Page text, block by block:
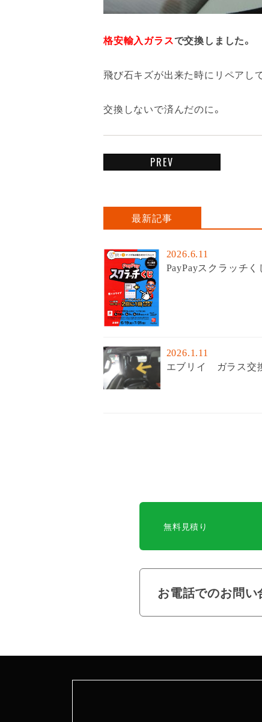
格安輸入ガラスで交換しました。
飛び石キズが出来た時にリペアし
交換しないで済んだのに。
PREV
最新記事
2026.6.11
PayPayスクラッチく
2026.1.11
エブリイ ガラス交
無料見積り
お電話でのお問い